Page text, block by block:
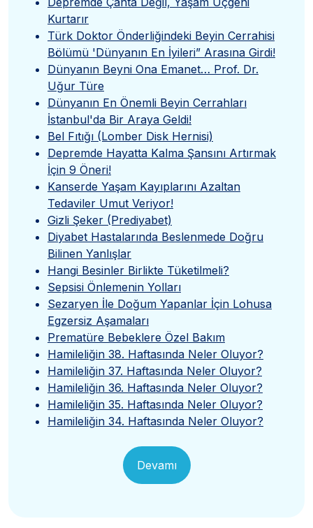
Kurtarır
Türk Doktor Önderliğindeki Beyin Cerrahisi
Bölümü 'Dünyanın En İyileri” Arasına Girdi!
Dünyanın Beyni Ona Emanet… Prof. Dr.
Uğur Türe
Dünyanın En Önemli Beyin Cerrahları
İstanbul'da Bir Araya Geldi!
Bel Fıtığı (Lomber Disk Hernisi)
Depremde Hayatta Kalma Şansını Artırmak
İçin 9 Öneri!
Kanserde Yaşam Kayıplarını Azaltan
Tedaviler Umut Veriyor!
Gizli Şeker (Prediyabet)
Diyabet Hastalarında Beslenmede Doğru
Bilinen Yanlışlar
Hangi Besinler Birlikte Tüketilmeli?
Sepsisi Önlemenin Yolları
Sezaryen İle Doğum Yapanlar İçin Lohusa
Egzersiz Aşamaları
Prematüre Bebeklere Özel Bakım
Hamileliğin 38. Haftasında Neler Oluyor?
Hamileliğin 37. Haftasında Neler Oluyor?
Hamileliğin 36. Haftasında Neler Oluyor?
Hamileliğin 35. Haftasında Neler Oluyor?
Hamileliğin 34. Haftasında Neler Oluyor?
Devamı